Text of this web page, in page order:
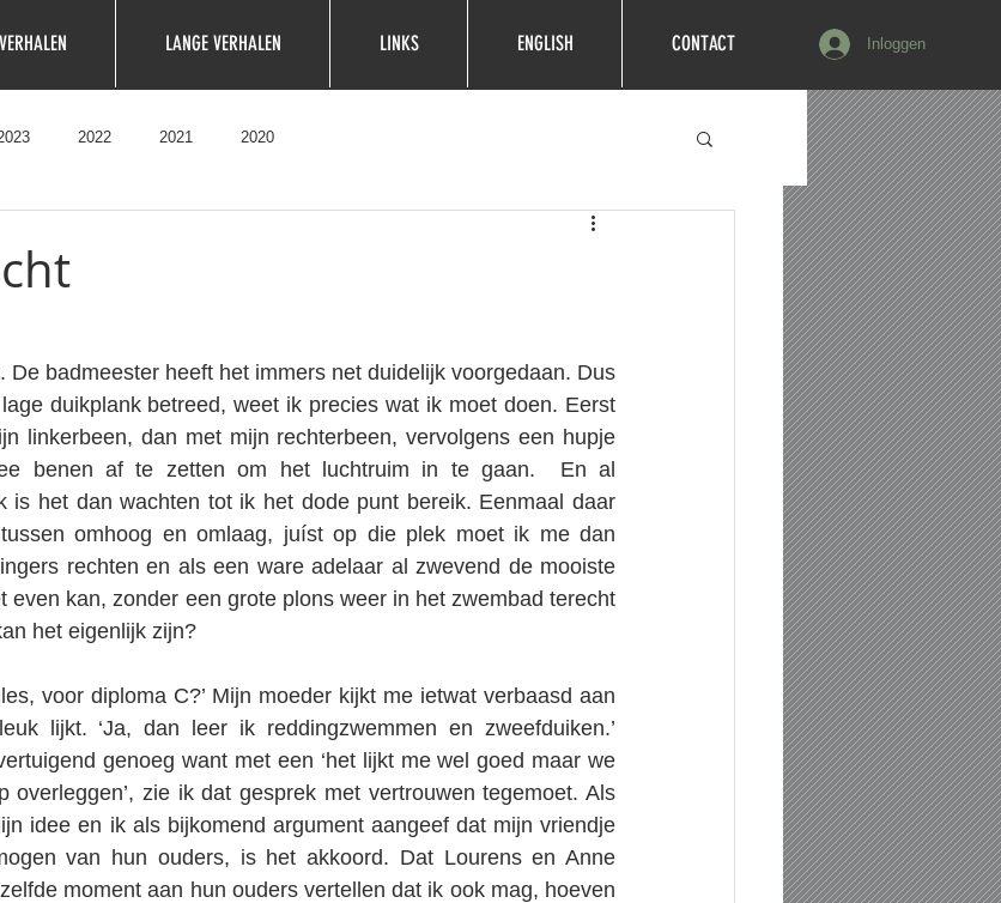
LANGE VERHALEN LINKS ENGLISH CONTACT Inloggen
2022 2021 2020
De badmeester heeft het immers net duidelijk voorgedaan. Dus
duikplank betreed, weet ik precies wat ik moet doen. Eerst
linkerbeen, dan met mijn rechterbeen, vervolgens een hupje
benen af te zetten om het luchtruim in te gaan.  En al
is het dan wachten tot ik het dode punt bereik. Eenmaal daar
omhoog en omlaag, juíst op die plek moet ik me dan
rechten en als een ware adelaar al zwevend de mooiste
even kan, zonder een grote plons weer in het zwembad terecht
het eigenlijk zijn?
voor diploma C?’ Mijn moeder kijkt me ietwat verbaasd aan
lijkt. ‘Ja, dan leer ik reddingzwemmen en zweefduiken.’
genoeg want met een ‘het lijkt me wel goed maar we
overleggen’, zie ik dat gesprek met vertrouwen tegemoet. Als
idee en ik als bijkomend argument aangeef dat mijn vriendje
van hun ouders, is het akkoord. Dat Lourens en Anne
moment aan hun ouders vertellen dat ik ook mag, hoeven